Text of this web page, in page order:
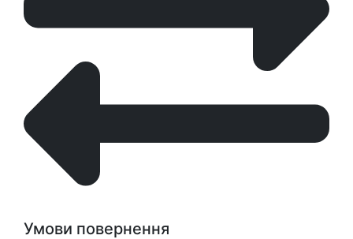
Умови повернення